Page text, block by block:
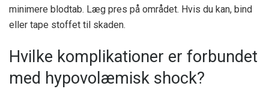
minimere blodtab. Læg pres på området. Hvis du kan, bind
eller tape stoffet til skaden.
Hvilke komplikationer er forbundet
med hypovolæmisk shock?